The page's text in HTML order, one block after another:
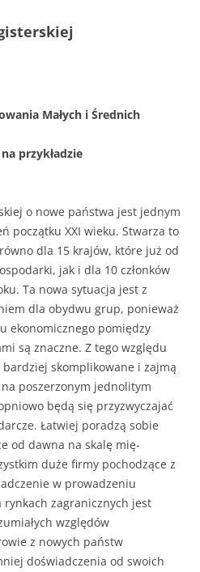
Małych i Średnich
przykładzie
o nowe państwa jest jednym
początku XXI wieku. Stwarza to
dla 15 krajów, które już od
jak i dla 10 członków
Ta nowa sytuacja jest z
dla obydwu grup, ponieważ
ekonomicznego pomiędzy
są znaczne. Z tego względu
skomplikowane i zajmą
poszerzonym jednoli­tym
będą się przyzwyczajać
Łatwiej poradzą sobie
od dawna na skalę mię­
duże firmy pochodzące z
w prowadzeniu
zagranicznych jest
względów
z no­wych państw
doświadczenia od swoich